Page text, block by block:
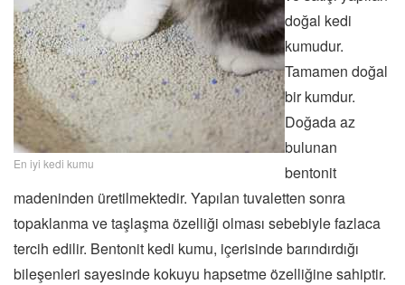
En iyi kedi kumu
doğal kedi
kumudur.
Tamamen doğal
bir kumdur.
Doğada az
bulunan
bentonit
madeninden üretilmektedir. Yapılan tuvaletten sonra
topaklanma ve taşlaşma özelliği olması sebebiyle fazlaca
tercih edilir. Bentonit kedi kumu, içerisinde barındırdığı
bileşenleri sayesinde kokuyu hapsetme özelliğine sahiptir.